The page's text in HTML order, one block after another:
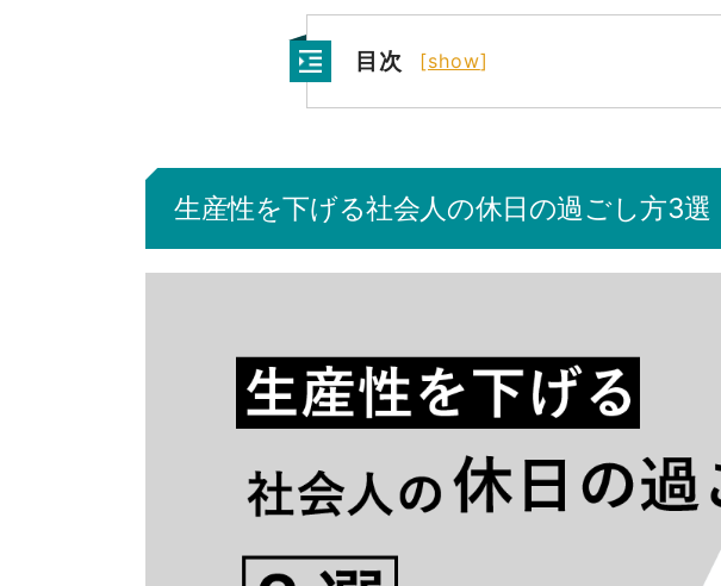
目次 [show]
生産性を下げる社会人の休日の過ごし方3選